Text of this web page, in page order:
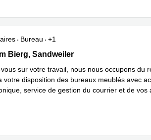
Bureau
+1
Bierg, Sandweiler
Bierg, Sandweiler
sur votre travail, nous nous occupons du
votre disposition des bureaux meublés avec
service de gestion du courrier et de vos